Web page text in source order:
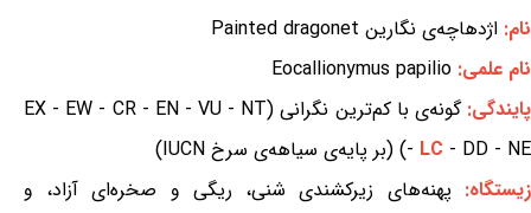
نام: اژدهاچه‌ی نگارین Painted dragonet
نام علمی: Eocallionymus papilio
پایندگی:
گونه‌ی با کم‌ترین نگرانی (EX - EW - CR - EN - VU - NT
- LC - DD - NE) (بر پایه‌ی سیاهه‌ی سرخ IUCN)
زیستگاه: پهنه‌های زیرکشندی شنی، ریگی و صخره‌ای آزاد، و